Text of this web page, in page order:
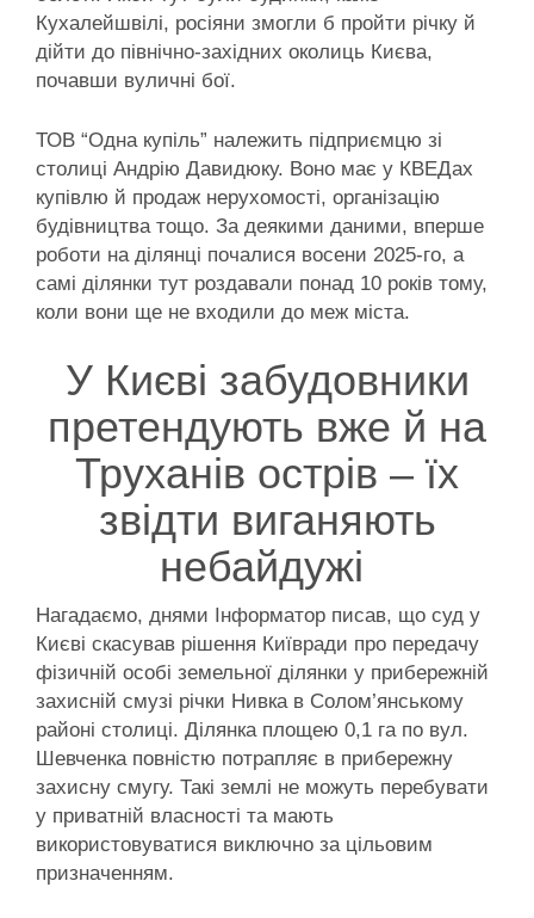
Кухалейшвілі, росіяни змогли б пройти річку й
дійти до північно-західних околиць Києва,
почавши вуличні бої.
ТОВ “Одна купіль” належить підприємцю зі
столиці Андрію Давидюку. Воно має у КВЕДах
купівлю й продаж нерухомості, організацію
будівництва тощо. За деякими даними, вперше
роботи на ділянці почалися восени 2025-го, а
самі ділянки тут роздавали понад 10 років тому,
коли вони ще не входили до меж міста.
У Києві забудовники
претендують вже й на
Труханів острів – їх
звідти виганяють
небайдужі
Нагадаємо, днями Інформатор писав, що суд у
Києві скасував рішення Київради про передачу
фізичній особі земельної ділянки у прибережній
захисній смузі річки Нивка в Солом’янському
районі столиці. Ділянка площею 0,1 га по вул.
Шевченка повністю потрапляє в прибережну
захисну смугу. Такі землі не можуть перебувати
у приватній власності та мають
використовуватися виключно за цільовим
призначенням.